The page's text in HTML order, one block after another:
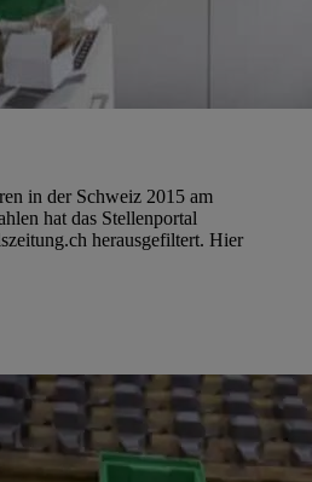
in der Schweiz 2015 am
hat das Stellenportal
herausgefiltert. Hier